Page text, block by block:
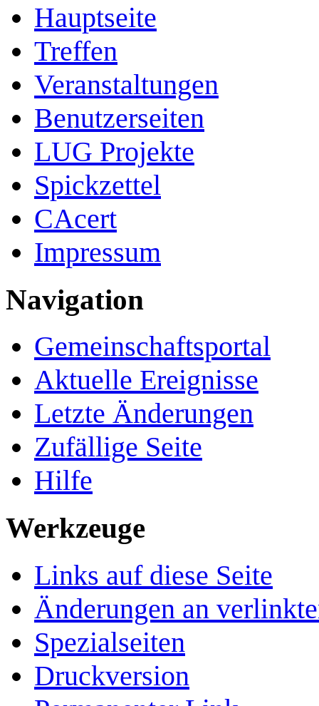
Hauptseite
Treffen
Veranstaltungen
Benutzerseiten
LUG Projekte
Spickzettel
CAcert
Impressum
Navigation
Gemeinschafts­portal
Aktuelle Ereignisse
Letzte Änderungen
Zufällige Seite
Hilfe
Werkzeuge
Links auf diese Seite
Änderungen an
Spezialseiten
Druckversion